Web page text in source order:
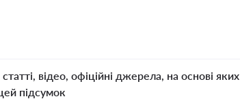
відео, офіційні джерела, на основі яких
підсумок